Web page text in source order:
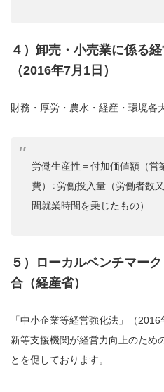
４）卸売・小売業に係る
（2016年7月1日）
財務・厚労・農水・経産・環境各
労働生産性＝付加価値額（営
費）÷労働投入量（労働者数
間就業時間を乗じたもの）
５）ローカルベンチマー
合（経産省）
「中小企業等経営強化法」（
新等支援機関が経営力向上のため
とを促しております。